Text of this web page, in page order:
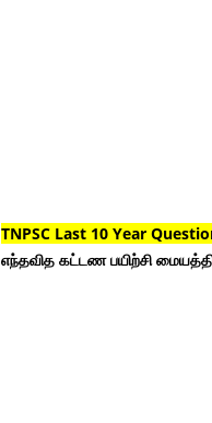
TNPSC Last 10 Year
எந்தவித கட்டண பயிற்சி